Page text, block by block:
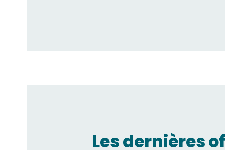
Les dernières